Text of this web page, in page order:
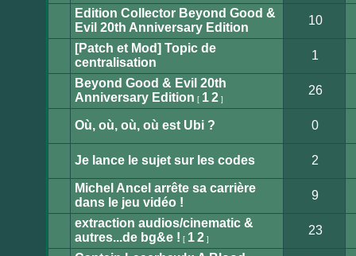
message
non
Aucun
message
Edition Collector Beyond Good &
Evil 20th Anniversary Edition
10
Aucun
message
non
[Patch et Mod] Topic de
centralisation
1
Aucun
message
non
Beyond Good & Evil 20th
Anniversary Edition [ 1 2]
26
message
non
Où, où, où, où est Ubi ? 0
message
non
Je lance le sujet sur les codes 2
Aucun
message
non
Michel Ancel arrête sa carrière
dans le jeu vidéo !
9
Aucun
message
extraction audios/cinematic &
autres...de bg&e ! [ 1 2]
23